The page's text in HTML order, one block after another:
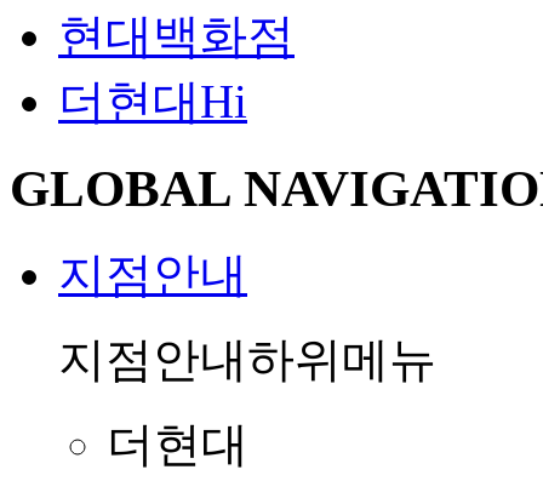
현대백화점
더현대Hi
GLOBAL
지점안내
지점안내하위메뉴
더현대